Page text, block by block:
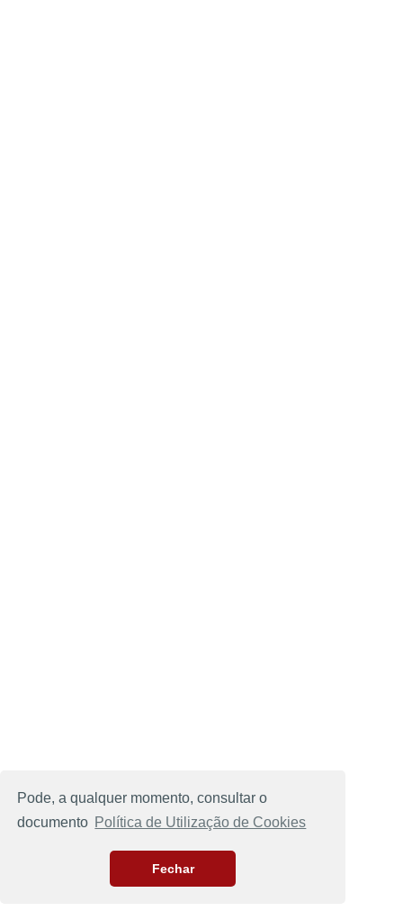
Pode, a qualquer momento, consultar o
documento Política de Utilização de Cookies
Fechar